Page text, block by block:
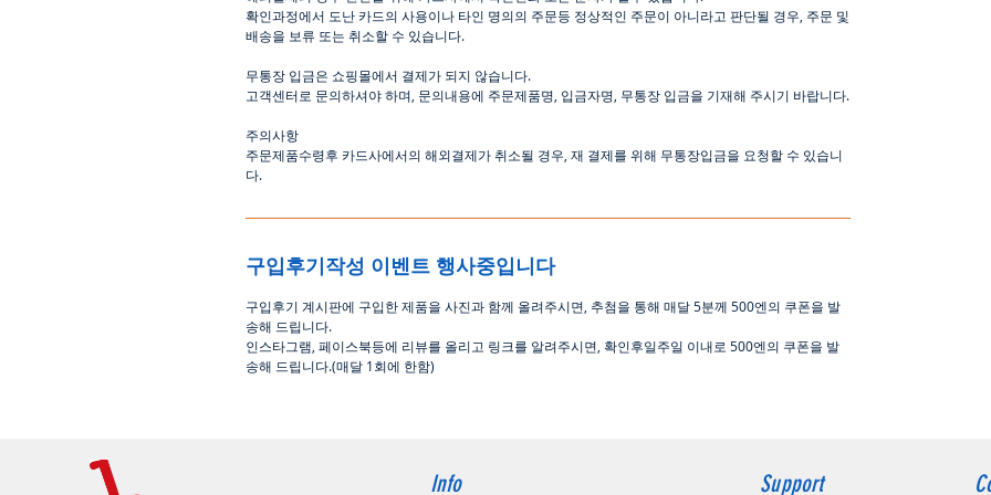
확인과정에서 도난카드의 사용이나 타인 명의의 주문등 정상적인 주문이 아니라고 판단될 경우 주문 및
배송을 보류 또는 취소할 수 있습니다.
무통장 입금은 쇼핑몰에서 결제가 되지 않습니다.
고객센터로 문의하셔야 하며 문의내용에 주문제품명 입금자명 무통장 입금을 기재해 주시기 바랍니다.
주의사항
주문제품수령후 카드사에서의 해외결제가취소될 경우 재 결제를 위해 무통장입금을 요청할 수 있습니
다.
구입후기작성 이벤트 행사중입니다
구입후기 계시판에 구입한 제품을 사진과 함께 올려주시면 추첨을 통해 매달5분께 500엔의 쿠폰을 발
송해 드립니다.
인스타그램 페이스북등에 리뷰를 올리고 링크를 알려주시면, 확인후일주일 이내로 500엔의 쿠폰을 발
송해 드립니다.(매달 1회에 한함)
Info Support